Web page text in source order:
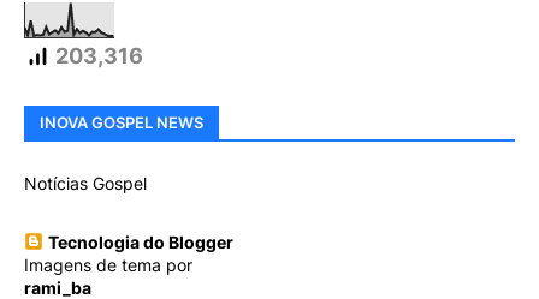
203,316
INOVA GOSPEL NEWS
Notícias Gospel
Tecnologia do Blogger
Imagens de tema por
rami_ba